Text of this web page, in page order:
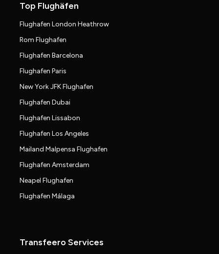
Top Flughäfen
Flughafen London Heathrow
Rom Flughafen
Flughafen Barcelona
Flughafen Paris
New York JFK Flughafen
Flughafen Dubai
Flughafen Lissabon
Flughafen Los Angeles
Mailand Malpensa Flughafen
Flughafen Amsterdam
Neapel Flughafen
Flughafen Málaga
Transfeero Services